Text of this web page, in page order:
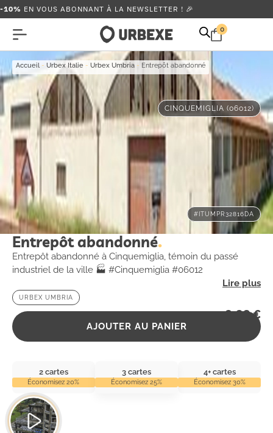
-10% EN VOUS ABONNANT À LA NEWSLETTER ! 🎉
0
Accueil- Urbex Italie - Urbex Umbria - Entrepôt abandonné
CINQUEMIGLIA (06012)
#ITUMPR32816DA
Entrepôt abandonné
Entrepôt abandonné à Cinquemiglia, témoin du passé
industriel de la ville 🏭 #Cinquemiglia #06012
URBEX UMBRIA
2,99€
AJOUTER AU PANIER
2 cartes
Économisez 20%
3 cartes
Économisez 25%
4+ cartes
Économisez 30%